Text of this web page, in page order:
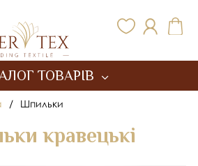
ТОВАРІВ
/ Шпильки
кравецькі